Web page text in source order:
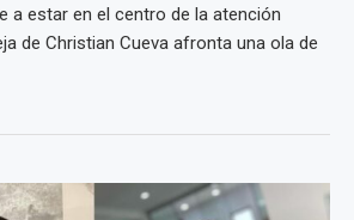
a estar en el centro de la atención
de Christian Cueva afronta una ola de